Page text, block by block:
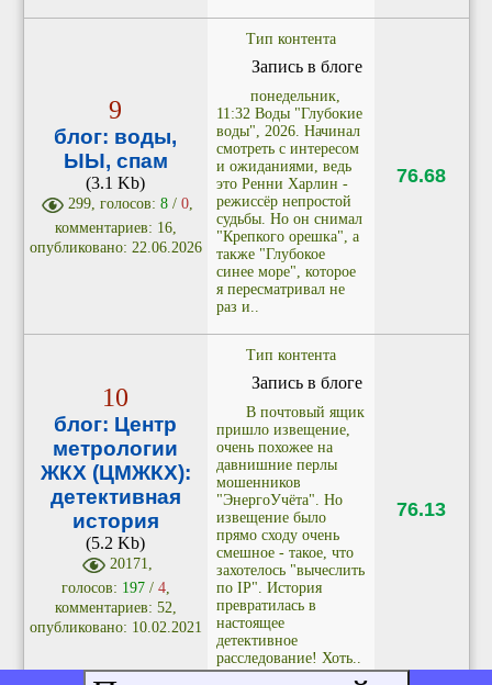
9
блог: воды,
ЫЫ, спам
(3.1 Kb)
299, голосов:8 /0,
комментариев: 16,
опубликовано: 22.06.2026
Тип контента
Запись в блоге
понедельник,
11:32 Воды "Глубокие
воды", 2026. Начинал
смотреть с интересом
и ожиданиями, ведь
это Ренни Харлин -
режиссёр непростой
судьбы. Но он снимал
"Крепкого орешка", а
также "Глубокое
синее море", которое
я пересматривал не
раз и..
76.68
10
блог: Центр
метрологии
ЖКХ (ЦМЖКХ):
детективная
история
(5.2 Kb)
20171,
голосов: 197/ 4,
комментариев: 52,
опубликовано: 10.02.2021
Тип контента
Запись в блоге
В почтовый ящик
пришло извещение,
очень похожее на
давнишние перлы
мошенников
"ЭнергоУчёта". Но
извещение было
прямо сходу очень
смешное - такое, что
захотелось "вычеслить
по IP". История
превратилась в
настоящее
детективное
расследование! Хоть..
76.13